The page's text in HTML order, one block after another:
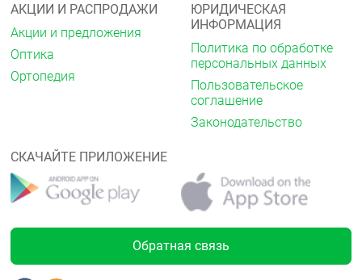
АКЦИИ И РАСПРОДАЖИ
Акции и предложения
Оптика
Ортопедия
ЮРИДИЧЕСКАЯ
ИНФОРМАЦИЯ
Политика по обработке
персональных данных
Пользовательское
соглашение
Законодательство
СКАЧАЙТЕ ПРИЛОЖЕНИЕ
Обратная связь